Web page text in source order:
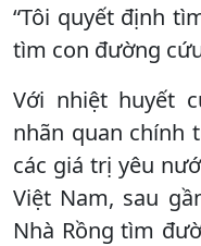
“Tôi quyết định
tìm con đường
Với nhiệt huyết
nhãn quan chính
các giá trị yêu
Việt Nam, sau
Nhà Rồng tìm